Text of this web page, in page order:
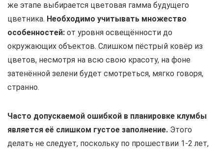
же этапе выбирается цветовая гамма будущего
цветника. Необходимо учитывать множество
особенностей: от уровня освещённости до
окружающих объектов. Слишком пёстрый ковёр из
цветов, несмотря на всю свою красоту, на фоне
затенённой зелени будет смотреться, мягко говоря,
странно.
Часто допускаемой ошибкой в планировке клумбы
является её слишком густое заполнение. Этого
делать не следует, поскольку по прошествии 1-2 лет,